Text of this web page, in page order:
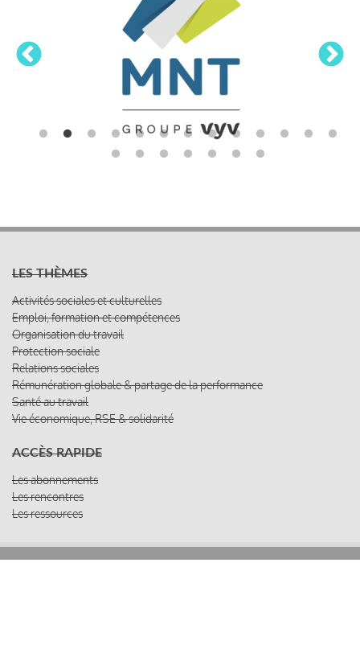
LES THÈMES
Activités sociales et culturelles
Emploi, formation et compétences
Organisation du travail
Protection sociale
Relations sociales
Rémunération globale & partage de la performance
Santé au travail
Vie économique, RSE & solidarité
ACCÈS RAPIDE
Les abonnements
Les rencontres
Les ressources